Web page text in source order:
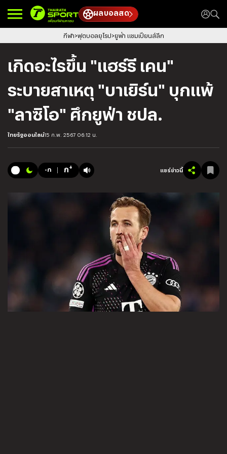
ผลบอลสด
กีฬา ฟุตบอลยุโรป ยูฟ่า แชมเปียนส์ลีก
เกิดอะไรขึ้น "แฮร์รี เคน"
ระบายสาเหตุ "บาเยิร์น" บุกแพ้
"ลาซิโอ" ศึกยูฟ่า ชปล.
ไทยรัฐออนไลน์15 ก.พ. 2567 06:12 น.
-ก ก+ แชร์ข่าวนี้